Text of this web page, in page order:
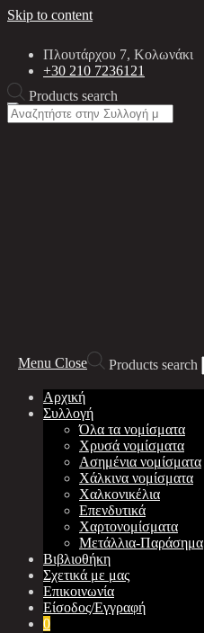
Skip to content
Πλουτάρχου 7, Κολωνάκι
+30 210 7236121
Menu Close Products search
Αρχική
Συλλογή
Όλα τα νομίσματα
Χρυσά νομίσματα
Ασημένια νομίσματα
Χάλκινα νομίσματα
Χαλκονικέλια
Επενδυτικά
Χαρτονομίσματα
Μετάλλια-Παράσημα
Βιβλιοθήκη
Σχετικά με μας
Επικοινωνία
Είσοδος/Εγγραφή
0
Products search